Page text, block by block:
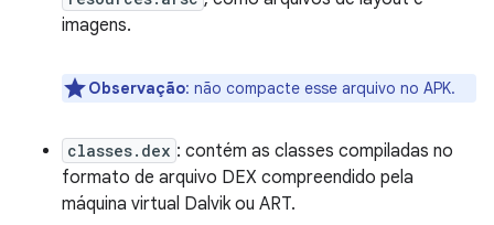
imagens.
Observação: não compacte esse arquivo no APK.
classes.dex : contém as classes compiladas no
formato de arquivo DEX compreendido pela
máquina virtual Dalvik ou ART.